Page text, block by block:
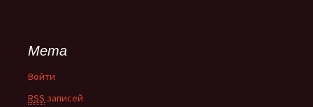
Мета
Войти
RSS записей